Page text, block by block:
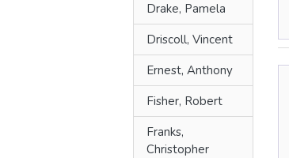
Drake, Pamela
Driscoll, Vincent
Ernest, Anthony
Fisher, Robert
Franks,
Christopher